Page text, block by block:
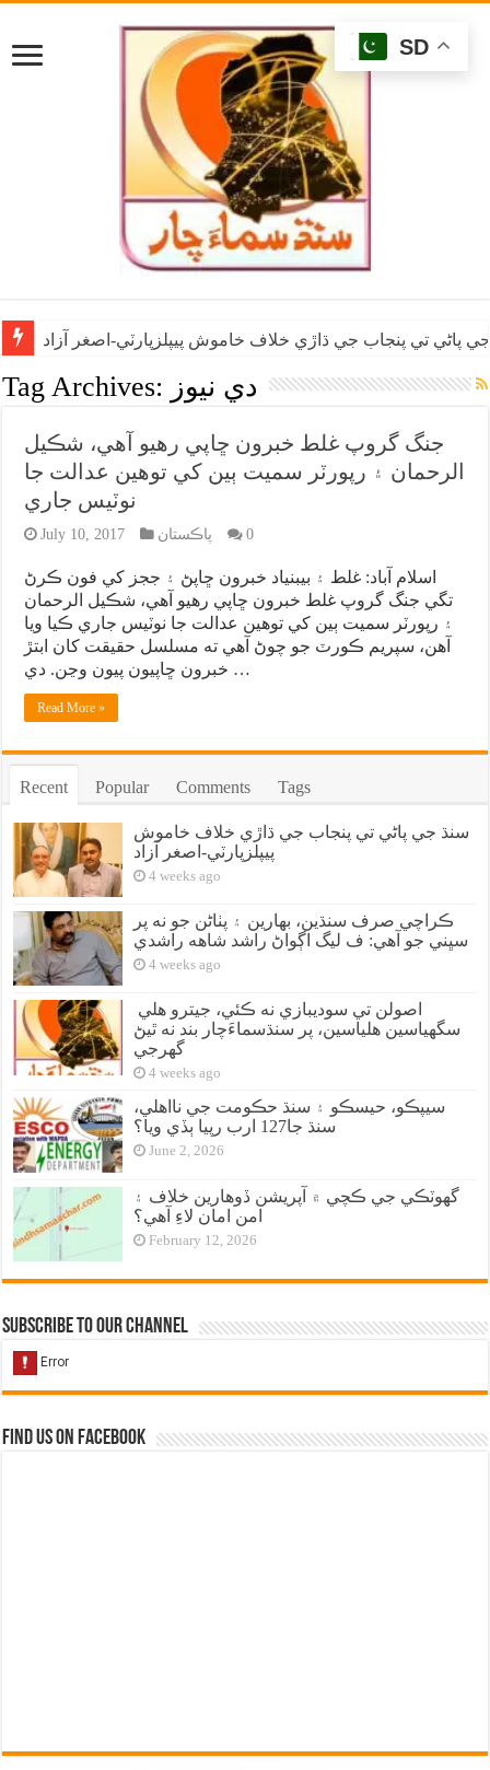
پاڻي تي پنجاب جي ڌاڙي خلاف خاموش پيپلزپارٽي-اصغر آزاد
Tag Archives: دي نيوز
جنگ گروپ غلط خبرون ڇاپي رهيو آهي، شڪيل
الرحمان ۽ رپورٽر سميت ٻين کي توهين عدالت جا
نوٽيس جاري
July 10, 2017 پاڪستان 0
اسلام آباد: غلط ۽ بيبنياد خبرون ڇاپڻ ۽ ججز کي فون ڪرڻ
تگي جنگ گروپ غلط خبرون ڇاپي رهيو آهي، شڪيل الرحمان
۽ رپورٽر سميت ٻين کي توهين عدالت جا نوٽيس جاري ڪيا ويا
آهن، سپريم ڪورٽ جو چوڻ آهي ته مسلسل حقيقت کان ابتڙ
خبرون ڇاپيون پيون وڃن. دي …
Read More »
Recent Popular Comments Tags
سنڌ جي پاڻي تي پنجاب جي ڌاڙي خلاف خاموش
پيپلزپارٽي-اصغر آزاد
4 weeks ago
ڪراچي صرف سنڌين، بهارين ۽ پٺاڻن جو نه پر
سڀني جو آهي: ف ليگ اڳواڻ راشد شاهه راشدي
4 weeks ago
سگهياسين هلياسين، پر سنڌسماءَچار بند نه ٿيڻ
گهرجي
4 weeks ago
سيپڪو، حيسڪو ۽ سنڌ حڪومت جي نااهلي،
سنڌ جا127 ارب رپيا ٻڏي ويا؟
June 2, 2026
گهوٽڪي جي ڪچي ۾ آپريشن ڏوهارين خلاف ۽
امن امان لاءِ آهي؟
February 12, 2026
Subscribe to our Channel
Find us on Facebook
SD